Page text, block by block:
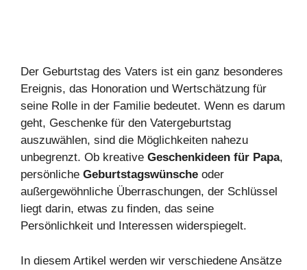
Der Geburtstag des Vaters ist ein ganz besonderes
Ereignis, das Honoration und Wertschätzung für
seine Rolle in der Familie bedeutet. Wenn es darum
geht, Geschenke für den Vatergeburtstag
auszuwählen, sind die Möglichkeiten nahezu
unbegrenzt. Ob kreative Geschenkideen für Papa,
persönliche Geburtstagswünsche oder
außergewöhnliche Überraschungen, der Schlüssel
liegt darin, etwas zu finden, das seine
Persönlichkeit und Interessen widerspiegelt.
In diesem Artikel werden wir verschiedene Ansätze